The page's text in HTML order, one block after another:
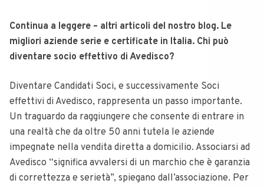
Continua a leggere – altri articoli del nostro blog. Le
migliori aziende serie e certificate in Italia. Chi può
diventare socio effettivo di Avedisco?
Diventare Candidati Soci, e successivamente Soci
effettivi di Avedisco, rappresenta un passo importante.
Un traguardo da raggiungere che consente di entrare in
una realtà che da oltre 50 anni tutela le aziende
impegnate nella vendita diretta a domicilio. Associarsi ad
Avedisco “significa avvalersi di un marchio che è garanzia
di correttezza e serietà”, spiegano dall’associazione. Per